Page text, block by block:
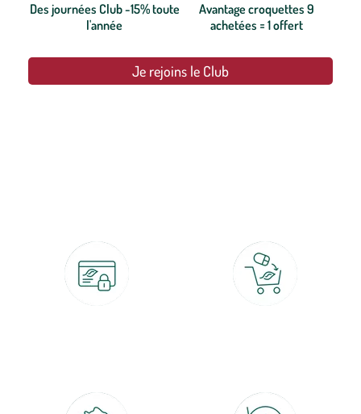
Des journées Club -15% toute
l'année
Avantage croquettes 9
achetées = 1 offert
Je rejoins le Club